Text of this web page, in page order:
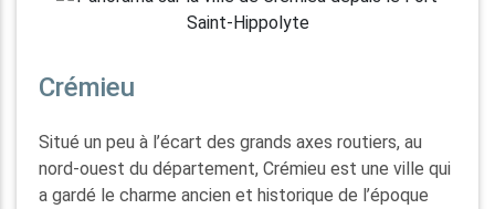
Crémieu
Situé un peu à l’écart des grands axes routiers, au
nord-ouest du département, Crémieu est une ville qui
a gardé le charme ancien et historique de l’époque